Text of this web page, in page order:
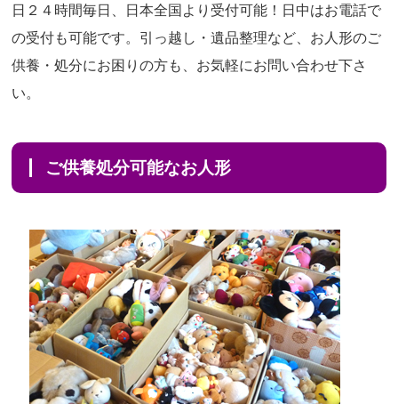
日２４時間毎日、日本全国より受付可能！日中はお電話で
の受付も可能です。引っ越し・遺品整理など、お人形のご
供養・処分にお困りの方も、お気軽にお問い合わせ下さ
い。
ご供養処分可能なお人形